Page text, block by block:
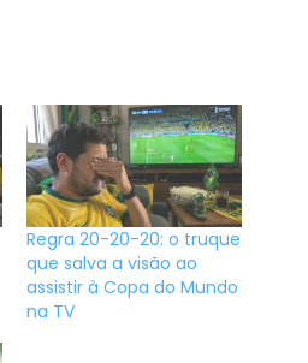
Regra 20-20-20: o truque
que salva a visão ao
assistir à Copa do Mundo
na TV